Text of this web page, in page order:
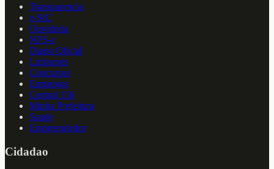
Transparencia
e-SIC
Ouvidoria
NFS-e
Diario Oficial
Licitacoes
Concursos
Empregos
Central 156
Minha Prefeitura
Saude
Empreendedor
Cidadao